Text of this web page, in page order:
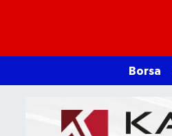
Borsa
Ekonomi
Emtia